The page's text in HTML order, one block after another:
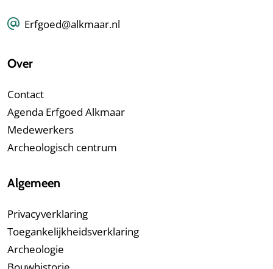
Erfgoed@alkmaar.nl
Over
Contact
Agenda Erfgoed Alkmaar
Medewerkers
Archeologisch centrum
Algemeen
Privacyverklaring
Toegankelijkheidsverklaring
Archeologie